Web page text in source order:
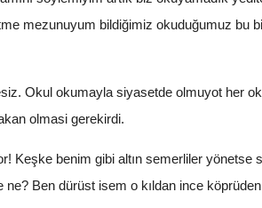
mezunuyum bildiğimiz okuduğumuz bu
Okul okumayla siyasetde olmuyot her
olmasi gerekirdi.
benim gibi altın semerliler yönetse
ne? Ben dürüst isem o kıldan ince